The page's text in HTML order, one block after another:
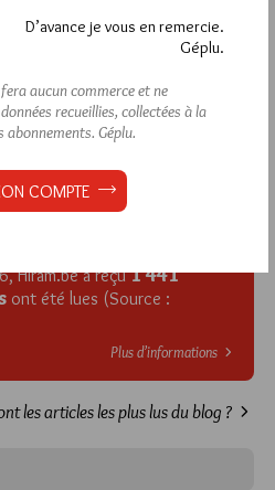
vous devez :
Hiram.be a reçu1 441
ont été lues (Source :
Plus d’informations
les articles les plus lus du blog ?
D’avance je vous en remercie.
Géplu.
aucun commerce et ne
recueillies, collectées à la
abonnements. Géplu.
COMPTE